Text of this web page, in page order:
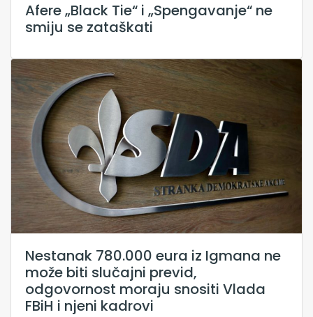
Afere „Black Tie“ i „Spengavanje“ ne
smiju se zataškati
Nestanak 780.000 eura iz Igmana ne
može biti slučajni previd,
odgovornost moraju snositi Vlada
FBiH i njeni kadrovi